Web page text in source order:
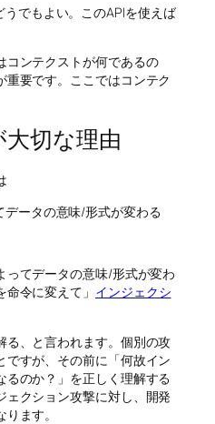
うでもよい。このAPIを使えば
コンテクストが何であるの
要です。ここではコンテク
切な理由
データの意味/形式が変わる
ってデータの意味/形式が変わ
令に変えて」 インジェクシ
る、と言われます。個別の攻
すが、その前に「何故イン
るのか？」を正しく理解する
ェクション攻撃に対し、開発
ます。